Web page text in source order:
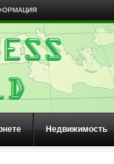
Недвижимость